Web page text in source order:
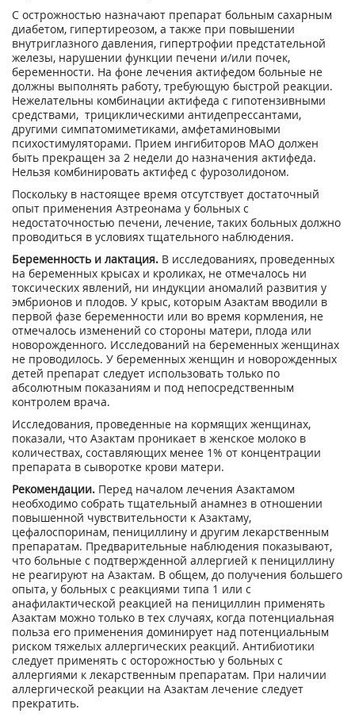
С острожностью назначают препарат больным сахарным
диабетом, гипертиреозом, а также при повышении
внутриглазного давления, гипертрофии предстательной
железы, нарушении функции печени и/или почек,
беременности. На фоне лечения актифедом больные не
должны выполнять работу, требующую быстрой реакции.
Нежелательны комбинации актифеда с гипотензивными
средствами, трициклическими антидепрессантами,
другими симпатомиметиками, амфетаминовыми
психостимуляторами. Прием ингибиторов МАО должен
быть прекращен за 2 недели до назначения актифеда.
Нельзя комбинировать актифед с фурозолидоном.
Поскольку в настоящее время отсутствует достаточный
опыт применения Азтреонама у больных с
недостаточностью печени, лечение, таких больных должно
проводиться в условиях тщательного наблюдения.
Беременность и лактация. В исследованиях, проведенных
на беременных крысах и кроликах, не отмечалось ни
токсических явлений, ни индукции аномалий развития у
эмбрионов и плодов. У крыс, которым Азактам вводили в
первой фазе беременности или во время кормления, не
отмечалось изменений со стороны матери, плода или
новорожденного. Исследований на беременных женщинах
не проводилось. У беременных женщин и новорожденных
детей препарат следует использовать только по
абсолютным показаниям и под непосредственным
контролем врача.
Исследования, проведенные на кормящих женщинах,
показали, что Азактам проникает в женское молоко в
количествах, составляющих менее 1% от концентрации
препарата в сыворотке крови матери.
Рекомендации. Перед началом лечения Азактамом
необходимо собрать тщательный анамнез в отношении
повышенной чувствительности к Азактаму,
цефалоспоринам, пенициллину и другим лекарственным
препаратам. Предварительные наблюдения показывают,
что больные с подтвержденной аллергией к пенициллину
не реагируют на Азактам. В общем, до получения большего
опыта, у больных с реакциями типа 1 или с
анафилактической реакцией на пенициллин применять
Азактам можно только в тех случаях, когда потенциальная
польза его применения доминирует над потенциальным
риском тяжелых аллергических реакций. Антибиотики
следует применять с осторожностью у больных с
аллергиями к лекарственным препаратам. При наличии
аллергической реакции на Азактам лечение следует
прекратить.